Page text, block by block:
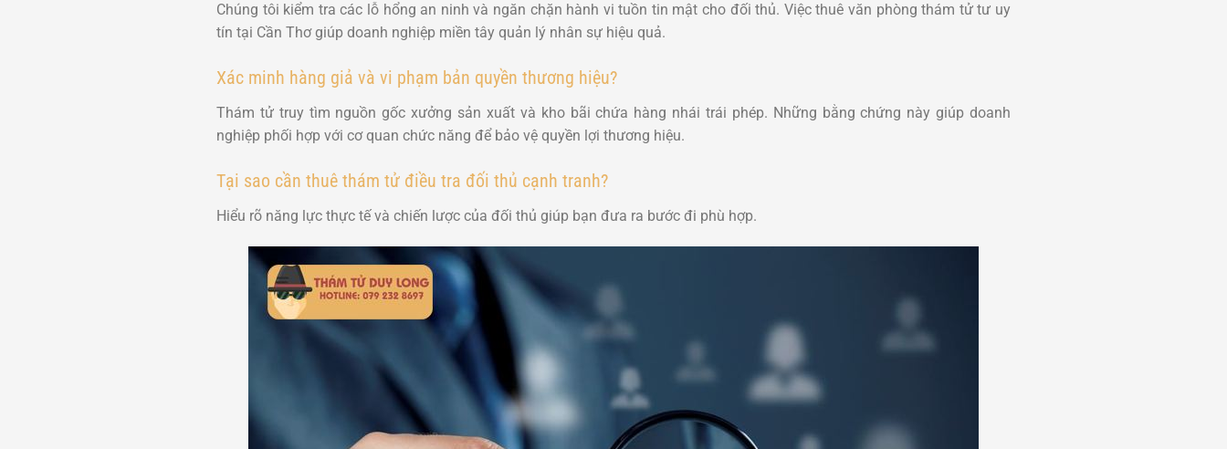
Chúng tôi kiểm tra các lỗ hổng an ninh và ngăn chặn hành vi tuồn tin mật cho đối thủ. Việc thuêvăn phòng thám tử tư uy
tín tại Cần Thơgiúp doanh nghiệp miền tây quản lý nhân sự hiệu quả.
Xác minh hàng giả và vi phạm bản quyền thương hiệu?
Thám tử truy tìm nguồn gốc xưởng sản xuất và kho bãi chứa hàng nhái trái phép. Những bằng chứng này giúp doanh
nghiệp phối hợp với cơ quan chức năng để bảo vệ quyền lợi thương hiệu.
Tại sao cần thuê thám tử điều tra đối thủ cạnh tranh?
Hiểu rõ năng lực thực tế và chiến lược của đối thủ giúp bạn đưa ra bước đi phù hợp.